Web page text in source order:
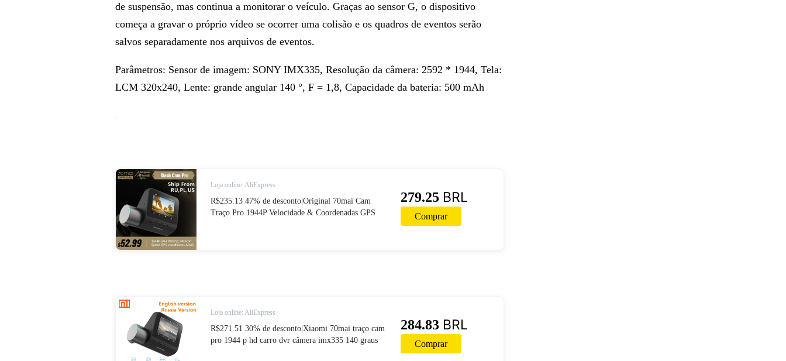
de suspensão, mas continua a monitorar o veículo. Graças ao sensor G, o dispositivo
começa a gravar o próprio vídeo se ocorrer uma colisão e os quadros de eventos serão
salvos separadamente nos arquivos de eventos.
Parâmetros: Sensor de imagem: SONY IMX335, Resolução da câmera: 2592 * 1944, Tela:
LCM 320x240, Lente: grande angular 140 °, F = 1,8, Capacidade da bateria: 500 mAh
Loja online: AliExpress
R$235.13 47% de desconto|Original 70mai Cam
Traço Pro 1944P Velocidade & Coordenadas GPS
279.25 BRL
Comprar
Loja online: AliExpress
R$271.51 30% de desconto|Xiaomi 70mai traço cam
pro 1944 p hd carro dvr câmera imx335 140 graus
284.83 BRL
Comprar